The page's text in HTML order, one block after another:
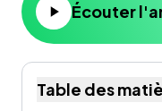
Écouter
Table des